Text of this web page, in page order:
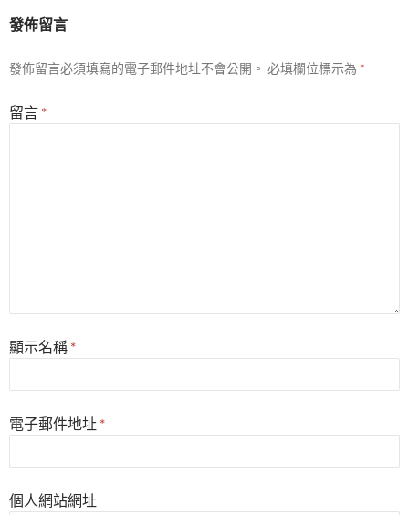
發佈留言
發佈留言必須填寫的電子郵件地址不會公開。 必填欄位標示為 *
留言 *
顯示名稱 *
電子郵件地址 *
個人網站網址